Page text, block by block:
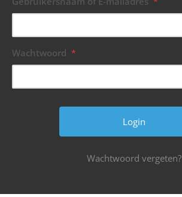
Wachtwoord *
Wachtwoord vergeten?